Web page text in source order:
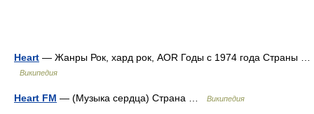
Heart — Жанры Рок, хард рок, AOR Годы с 1974 года Страны …
Википедия
Heart FM — (Музыка сердца) Страна … Википедия